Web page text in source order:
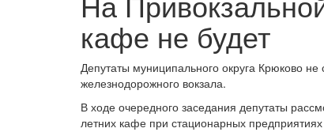
кафе не будет
Депутаты муниципального округа Крюково
железнодорожного вокзала.
В ходе очередного заседания депутаты
летних кафе при стационарных